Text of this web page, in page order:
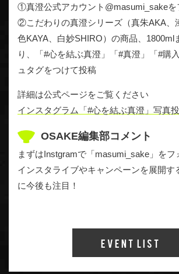
①真澄公式アカウント@masumi_sakeを
②こだわりの真澄シリーズ（真朱AKA、
色KAYA、白妙SHIRO）の商品、1800ml
り、「#心を結ぶ真澄」「#真澄」「#購
ュタグをつけて投稿
詳細は公式ページをご覧ください
インスタグラム「#心を結ぶ真澄」写真
OSAKE編集部コメント
まずはInstgramで「masumi_sake」をフ
インスタライブやキャンペーンを展開す
に今後も注目！
Event List